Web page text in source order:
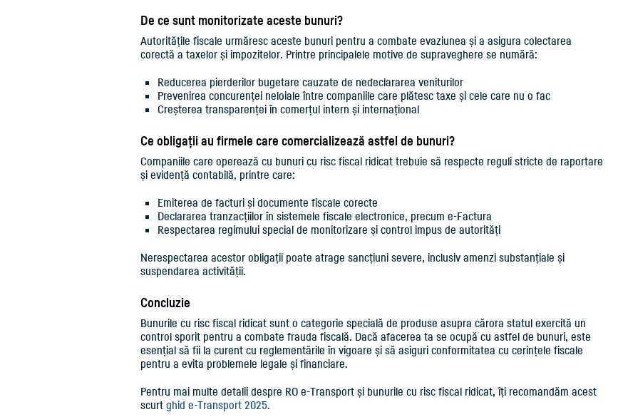
De ce sunt monitorizate aceste bunuri?
Autoritățile fiscale urmăresc aceste bunuri pentru a combate evaziunea și a asigura colectarea
corectă a taxelor și impozitelor. Printre principalele motive de supraveghere se numără:
Reducerea pierderilor bugetare cauzate de nedeclararea veniturilor
Prevenirea concurenței neloiale între companiile care plătesc taxe și cele care nu o fac
Creșterea transparenței în comerțul intern și internațional
Ce obligații au firmele care comercializează astfel de bunuri?
Companiile care operează cu bunuri cu risc fiscal ridicat trebuie să respecte reguli stricte de raportare
și evidență contabilă, printre care:
Emiterea de facturi și documente fiscale corecte
Declararea tranzacțiilor în sistemele fiscale electronice, precum e-Factura
Respectarea regimului special de monitorizare și control impus de autorități
Nerespectarea acestor obligații poate atrage sancțiuni severe, inclusiv amenzi substanțiale și
suspendarea activității.
Concluzie
Bunurile cu risc fiscal ridicat sunt o categorie specială de produse asupra cărora statul exercită un
control sporit pentru a combate frauda fiscală. Dacă afacerea ta se ocupă cu astfel de bunuri, este
esențial să fii la curent cu reglementările în vigoare și să asiguri conformitatea cu cerințele fiscale
pentru a evita problemele legale și financiare.
Pentru mai multe detalii despre RO e-Transport și bunurile cu risc fiscal ridicat, îți recomandăm acest
scurt ghid e-Transport 2025.